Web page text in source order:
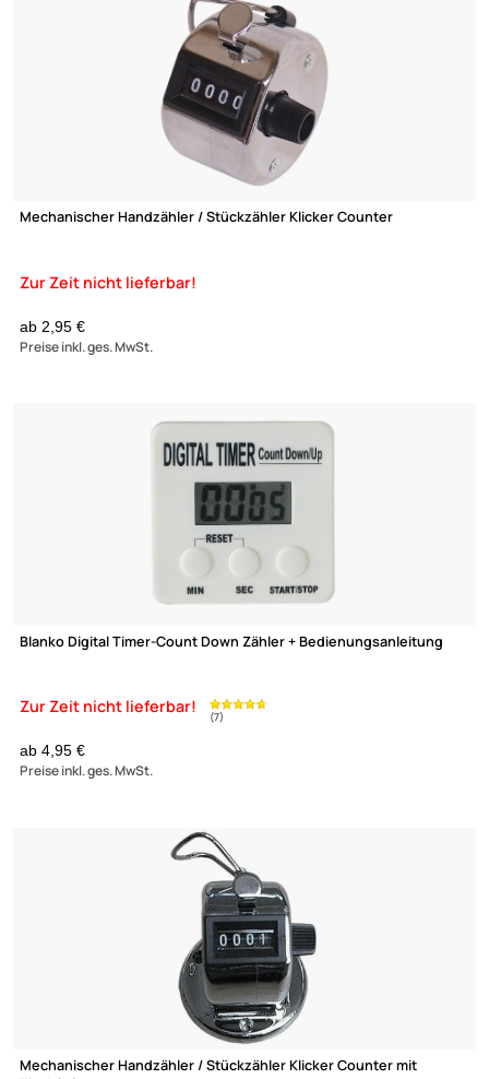
IP68 Netz- Kabelverbinder "10cm gerade" für Stromkabel
Wasserdicht für Outdoor und Feuchtraum
ab 4,99 €